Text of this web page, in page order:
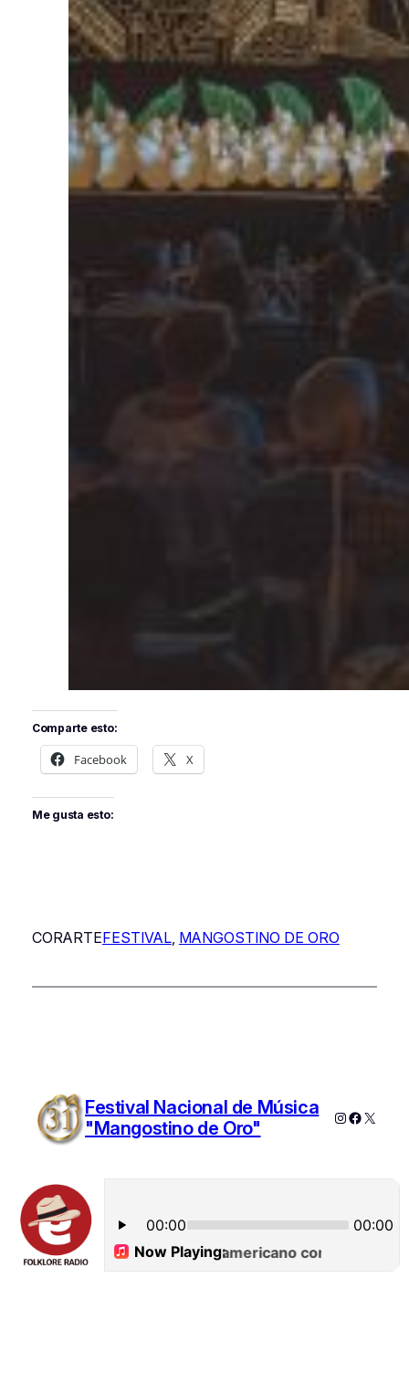
Comparte esto:
Facebook X
Me gusta esto:
CORARTEFESTIVAL, MANGOSTINO DE ORO
Festival Nacional de Música
"Mangostino de Oro"
Instagram
X